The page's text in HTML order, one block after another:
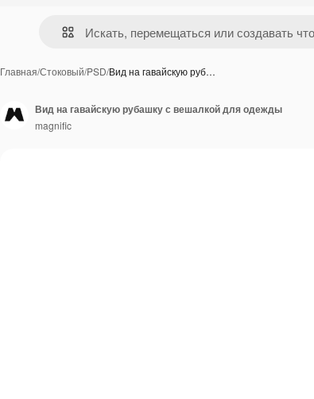
Главная/Стоковый/PSD/Вид на гавайскую руб…
Вид на гавайскую рубашку с вешалкой для одежды
magnific